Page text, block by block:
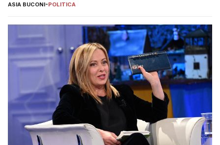
ASIA BUCONI-POLITICA